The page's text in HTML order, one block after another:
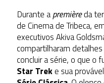
Durante apremièreda
de Cinema de Tribeca,
executivos Akiva
compartilharam
concluir a série, o que o
Star Treke sua